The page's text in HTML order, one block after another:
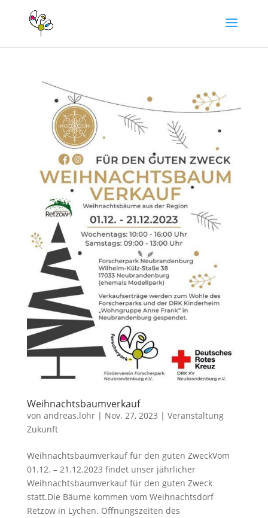
Weihnachtsbaumverkauf
von andreas.lohr| Nov. 27, 2023 | Veranstaltung
Zukunft
Weihnachtsbaumverkauf für den guten ZweckVom
01.12. – 21.12.2023 findet unser jährlicher
Weihnachtsbaumverkauf für den guten Zweck
statt.Die Bäume kommen vom Weihnachtsdorf
Retzow in Lychen. Öffnungszeiten des